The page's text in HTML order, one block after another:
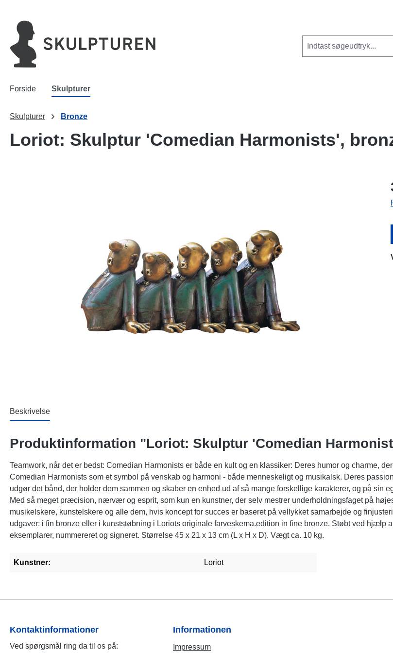
Forside Skulpturer
Skulpturer Bronze
Loriot: Skulptur 'Comedian Harmonists',
Beskrivelse
Produktinformation "Loriot: Skulptur 'Comedian
Teamwork, når det er bedst: Comedian Harmonists er både en kult og en klassiker: Deres humor og charme,
Comedian Harmonists som et symbol på venskab og harmoni - både menneskeligt og musikalsk. Deres
udgør det bånd, der holder dem sammen og skaber en enhed ud af så mange forskellige karakterer, og på sin
Med så meget præcision, nærvær og esprit, som kun en kunstner, der selv mestrer underholdningsfaget på
musikelskere, kunstelskere og alle dem, hvis koncept for succes er baseret på vellykket samarbejde og
udgaver: i fin bronze eller i kunststøbning i Loriots originale farveskema.edition in fine bronze. Støbt ved hjælp
eksemplarer, nummereret og signeret. Størrelse 45 x 21 x 13 cm (L x H x D). Vægt ca. 10 kg.
Kunstner: Loriot
Kontaktinformationer
Ved spørgsmål ring da til os på:
Informationen
Impressum